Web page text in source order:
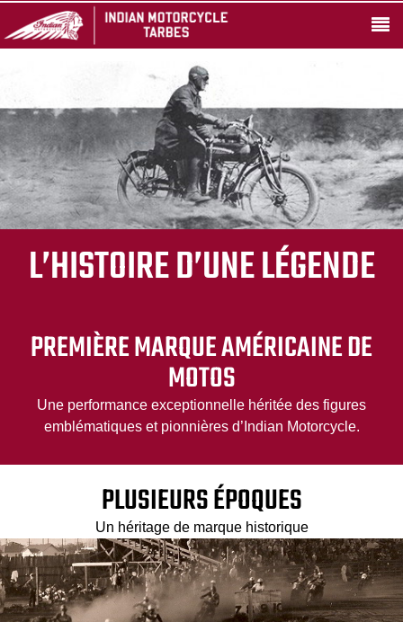
L’HISTOIRE D’UNE LÉGENDE
PREMIÈRE MARQUE AMÉRICAINE DE
MOTOS
Une performance exceptionnelle héritée des figures
emblématiques et pionnières d’Indian Motorcycle.
PLUSIEURS ÉPOQUES
Un héritage de marque historique